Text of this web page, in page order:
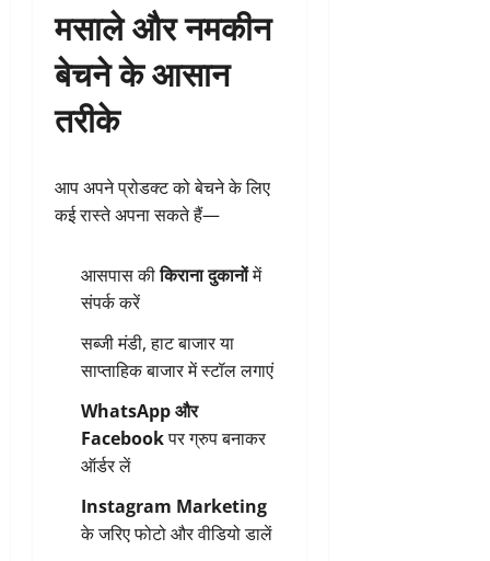
मसाले और नमकीन
बेचने के आसान
तरीके
आप अपने प्रोडक्ट को बेचने के लिए
कई रास्ते अपना सकते हैं—
आसपास कीकिराना दुकानोंमें
संपर्क करें
सब्जी मंडी, हाट बाजार या
साप्ताहिक बाजार में स्टॉल लगाएं
WhatsApp और
Facebookपर ग्रुप बनाकर
ऑर्डर लें
Instagram Marketing
के जरिए फोटो और वीडियो डालें